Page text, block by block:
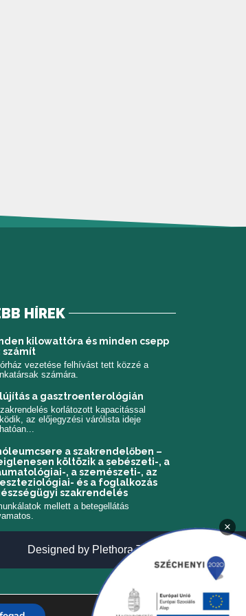
HÍREK
kilowattóra és minden csepp
számít
vezetése felhívást tett közzé a
számára.
a gasztroenterológián
korlátozott kapacitással
az előjegyzési várólista ideje
a szakrendelőben –
költözik a sebészeti-, a
, a szemészeti-, az
és a foglalkozás
szakrendelés
mellett a betegellátás
Designed by Plethora Themes
×